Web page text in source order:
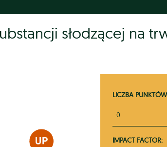
słodzącej na
LICZBA
0
IMPACT FACTOR: